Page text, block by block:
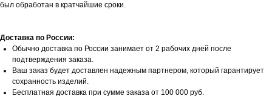
был обработан в кратчайшие сроки.
Доставка по России:
Обычно доставка по России занимает от 2 рабочих дней после
подтверждения заказа.
Ваш заказ будет доставлен надежным партнером, который гарантирует
сохранность изделий.
Бесплатная доставка при сумме заказа от 100 000 руб.